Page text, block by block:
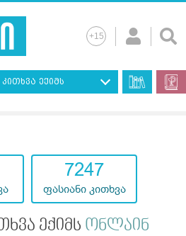
კითხვა ექიმს
7247
ფასიანი კითხვა
ექიმს ონლაინ